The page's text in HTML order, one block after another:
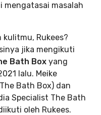
mengatasai masalah
kulitmu, Rukees?
jika mengikuti
Bath Box yang
lalu. Meike
Bath Box) dan
Specialist The Bath
oleh Rukees.